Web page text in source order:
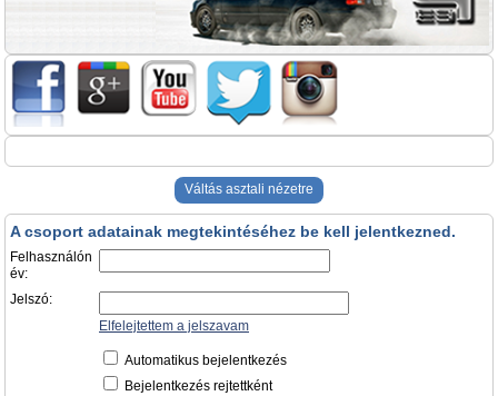
Váltás asztali nézetre
A csoport adatainak megtekintéséhez be kell jelentkezned.
Felhasználón
év:
Jelszó:
Elfelejtettem a jelszavam
Automatikus bejelentkezés
Bejelentkezés rejtettként